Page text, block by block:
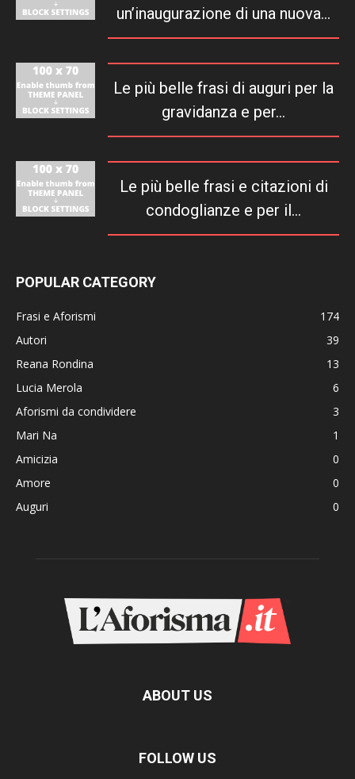
un’inaugurazione di una nuova...
Le più belle frasi di auguri per la
gravidanza e per...
Le più belle frasi e citazioni di
condoglianze e per il...
POPULAR CATEGORY
Frasi e Aforismi
174
Autori
39
Reana Rondina
13
Lucia Merola
6
Aforismi da condividere
3
Mari Na
1
Amicizia
0
Amore
0
Auguri
0
ABOUT US
FOLLOW US